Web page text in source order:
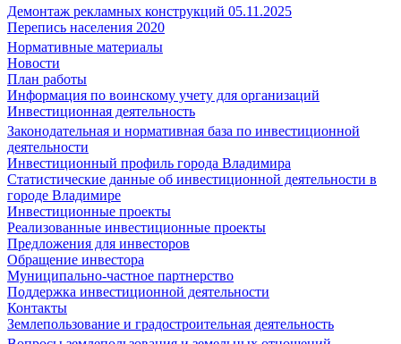
Демонтаж рекламных конструкций 05.11.2025
Перепись населения 2020
Нормативные материалы
Новости
План работы
Информация по воинскому учету для организаций
Инвестиционная деятельность
Законодательная и нормативная база по инвестиционной
деятельности
Инвестиционный профиль города Владимира
Статистические данные об инвестиционной деятельности в
городе Владимире
Инвестиционные проекты
Реализованные инвестиционные проекты
Предложения для инвесторов
Обращение инвестора
Муниципально-частное партнерство
Поддержка инвестиционной деятельности
Контакты
Землепользование и градостроительная деятельность